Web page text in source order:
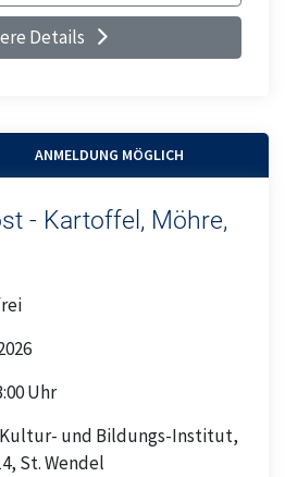
Details
ANMELDUNG MÖGLICH
- Kartoffel, Möhre,
Uhr
Kultur- und Bildungs-Institut,
St. Wendel